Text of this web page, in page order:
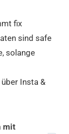
fix
sind safe
solange
Insta &
mit